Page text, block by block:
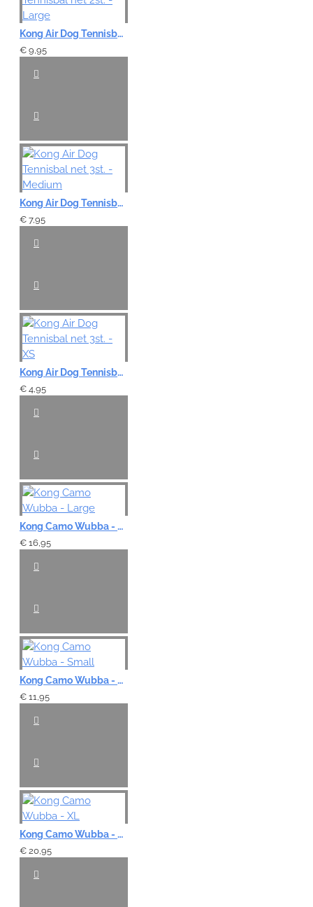
Kong Air Dog Tennisbal net 2st. - Large
€ 9,95
Kong Air Dog Tennisbal net 3st. - Medium
€ 7,95
Kong Air Dog Tennisbal net 3st. - XS
€ 4,95
Kong Camo Wubba - Large
€ 16,95
Kong Camo Wubba - Small
€ 11,95
Kong Camo Wubba - XL
€ 20,95